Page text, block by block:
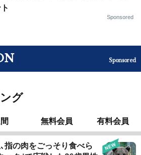
Sponsored
Sponsored
グ
無料会員 有料会員
指の肉をごっそり食べら